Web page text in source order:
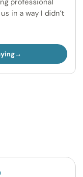
professional
in a way I didn’t